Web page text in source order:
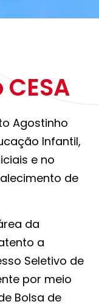
Agostinho
Infantil,
e no
de
da
a
Seletivo de
por meio
Bolsa de